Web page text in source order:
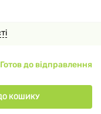
Готов до відправлення
КОШИКУ